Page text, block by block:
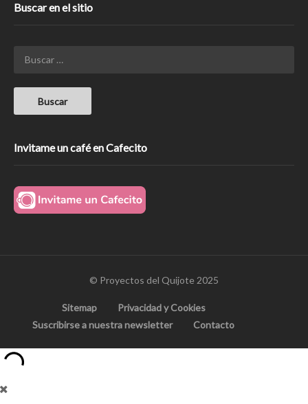
Buscar en el sitio
Invitame un café en Cafecito
© Proyectos del Quijote 2025
Sitemap
Privacidad y Cookies
Suscribirse a nuestra newsletter
Contacto